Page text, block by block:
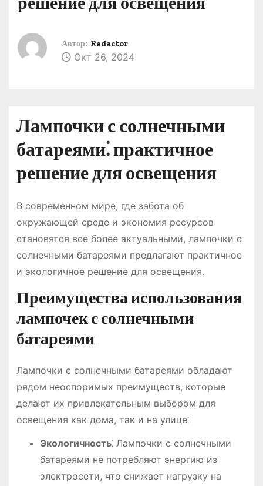
Автор: Redactor
Окт 26, 2024
Лампочки с солнечными
батареями⁚ практичное
решение для освещения
В современном мире, где забота об
окружающей среде и экономия ресурсов
становятся все более актуальными, лампочки с
солнечными батареями предлагают практичное
и экологичное решение для освещения.
Преимущества использования
лампочек с солнечными
батареями
Лампочки с солнечными батареями обладают
рядом неоспоримых преимуществ, которые
делают их привлекательным выбором для
освещения как дома, так и на улице⁚
Экологичность⁚ Лампочки с солнечными
батареями не потребляют энергию из
электросети, что снижает нагрузку на